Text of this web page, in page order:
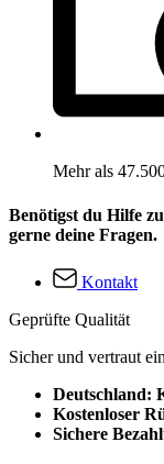
Mehr als
Benötigst du Hilfe
gerne deine Fragen.
Kontakt
Geprüfte Qualität
Sicher und vertraut
Deutschland:
Kostenloser
Sichere